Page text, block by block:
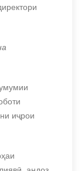
иҷрои